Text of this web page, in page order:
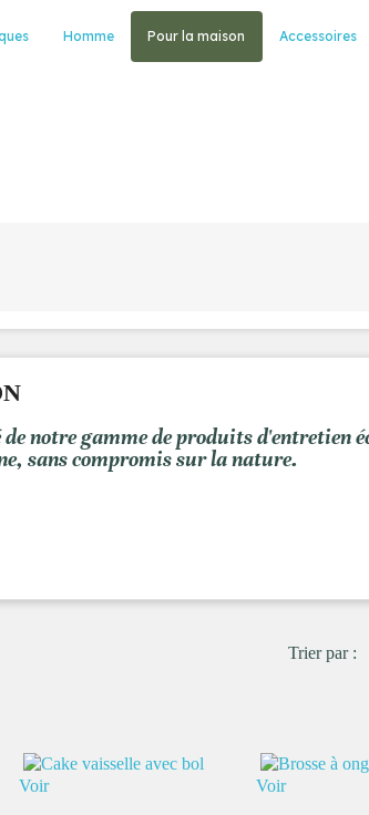
Homme Pour la maison Accessoires
notre gamme de produits d'entretien
sans compromis sur la nature.
Trier par :
Voir Voir